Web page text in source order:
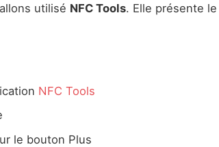
utilisé NFC Tools. Elle présente le
NFC Tools
le bouton Plus